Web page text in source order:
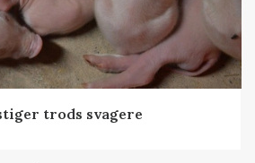
trods svagere